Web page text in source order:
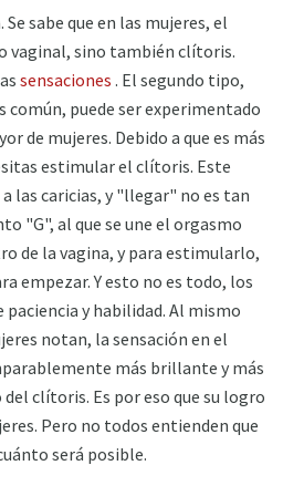
sabe que en las mujeres, el
vaginal, sino también clítoris.
sensaciones . El segundo tipo,
común, puede ser experimentado
de mujeres. Debido a que es más
estimular el clítoris. Este
las caricias, y "llegar" no es tan
"G", al que se une el orgasmo
de la vagina, y para estimularlo,
empezar. Y esto no es todo, los
y habilidad. Al mismo
notan, la sensación en el
más brillante y más
clítoris. Es por eso que su logro
Pero no todos entienden que
será posible.